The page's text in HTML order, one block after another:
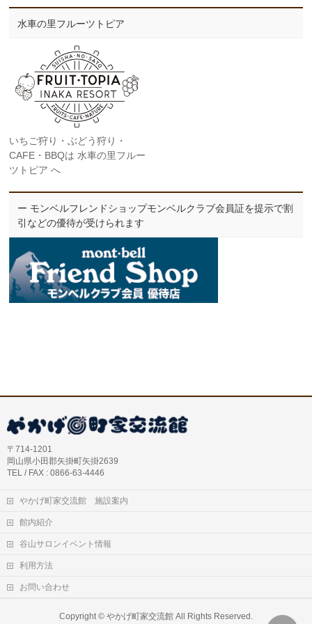
水車の里フルーツトピア
いちご狩り・ぶどう狩り・
CAFE・BBQは 水車の里フルー
ツトピア へ
ー モンベルフレンドショップモンベルクラブ会員証を提示で割
引などの優待が受けられます
〒714-1201
岡山県小田郡矢掛町矢掛2639
TEL / FAX : 0866-63-4446
やかげ町家交流館 施設案内
館内紹介
谷山サロンイベント情報
利用方法
お問い合わせ
Copyright © やかげ町家交流館All Rights Reserved.